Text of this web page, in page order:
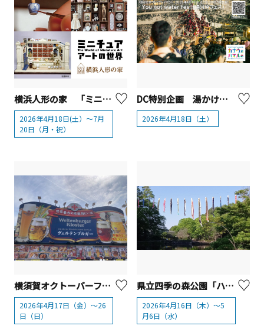
横浜人形の家 「ミニチュアアートの世界」【横浜市】
2026年4月18日(土）～7月
20日（月・祝）
DC特別企画 湯かけまつりプレイベント「You got water fes!! （湯河原フェス）」
2026年4月18日（土）
横須賀オクトーバーフェスト2026
2026年4月17日（金）～26
日（日）
県立四季の森公園「ハス池上空に泳ぐ鯉のぼり」【横浜市】
2026年4月16日（木）～5
月6日（水）